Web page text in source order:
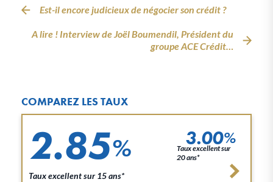
Est-il encore judicieux de négocier son crédit ?
A lire ! Interview de Joël Boumendil, Président du
groupe ACE Crédit…
COMPAREZ LES TAUX
2.85%
Taux excellent sur 15 ans*
3.00%
Taux excellent sur
20 ans*